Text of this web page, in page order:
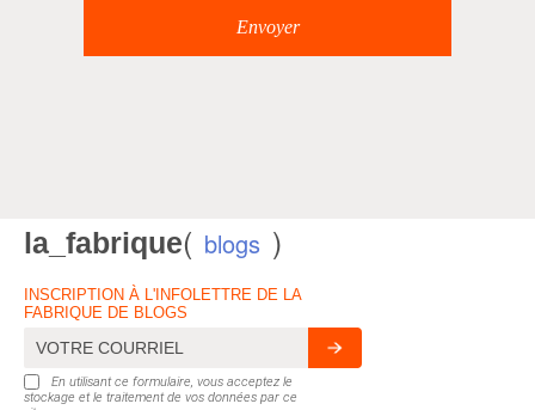
la_fabrique( blogs )
INSCRIPTION À L'INFOLETTRE DE LA
FABRIQUE DE BLOGS
En utilisant ce formulaire, vous acceptez le
stockage et le traitement de vos données par ce